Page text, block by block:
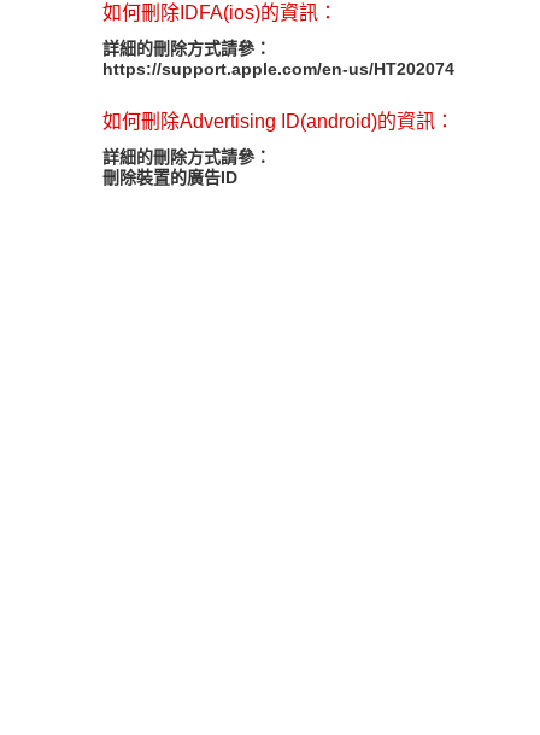
如何刪除IDFA(ios)的資訊：
詳細的刪除方式請參：
https://support.apple.com/en-us/HT202074
如何刪除Advertising ID(android)的資訊：
詳細的刪除方式請參：
刪除裝置的廣告ID